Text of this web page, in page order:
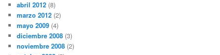
abril 2012 (8)
marzo 2012 (2)
mayo 2009 (4)
diciembre 2008 (3)
noviembre 2008 (2)